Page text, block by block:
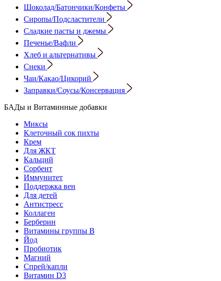
Шоколад/Батончики/Конфеты
Сиропы/Подсластители
Сладкие пасты и джемы
Печенье/Вафли
Хлеб и альтернативы
Снеки
Чаи/Какао/Цикорий
Заправки/Соусы/Консервация
БАДы и Витаминные добавки
Миксы
Клеточный сок пихты
Крем
Для ЖКТ
Кальций
Сорбент
Иммунитет
Поддержка вен
Для детей
Антистресс
Коллаген
Берберин
Витамины группы B
Йод
Пробиотик
Магний
Спрей/капли
Витамин D3